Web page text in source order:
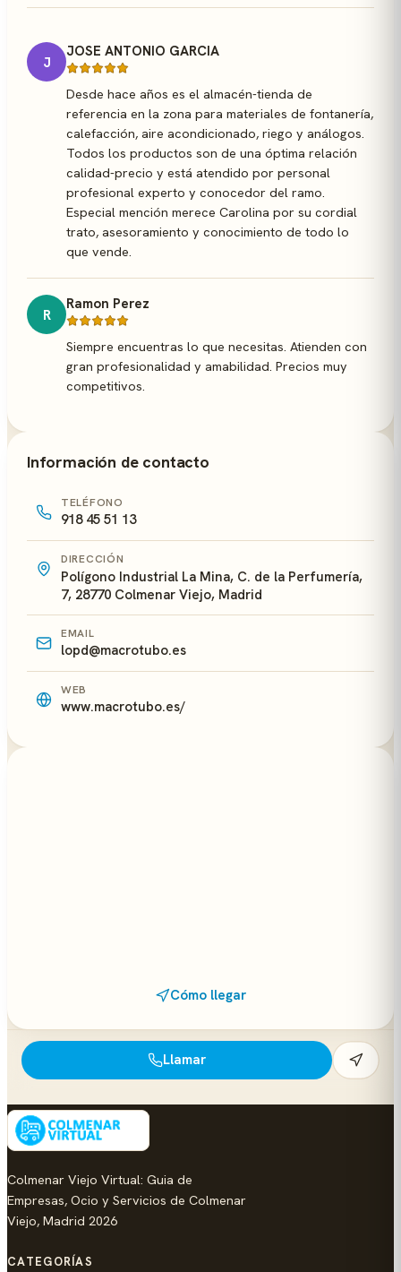
J
JOSE ANTONIO GARCIA
Desde hace años es el almacén-tienda de
referencia en la zona para materiales de fontanería,
calefacción, aire acondicionado, riego y análogos.
Todos los productos son de una óptima relación
calidad-precio y está atendido por personal
profesional experto y conocedor del ramo.
Especial mención merece Carolina por su cordial
trato, asesoramiento y conocimiento de todo lo
que vende.
R
Ramon Perez
Siempre encuentras lo que necesitas. Atienden con
gran profesionalidad y amabilidad. Precios muy
competitivos.
Información de contacto
TELÉFONO
918 45 51 13
DIRECCIÓN
Polígono Industrial La Mina, C. de la Perfumería,
7, 28770 Colmenar Viejo, Madrid
EMAIL
lopd@macrotubo.es
WEB
www.macrotubo.es/
Cómo llegar
Llamar
Colmenar Viejo Virtual: Guia de
Empresas, Ocio y Servicios de Colmenar
Viejo, Madrid 2026
CATEGORÍAS